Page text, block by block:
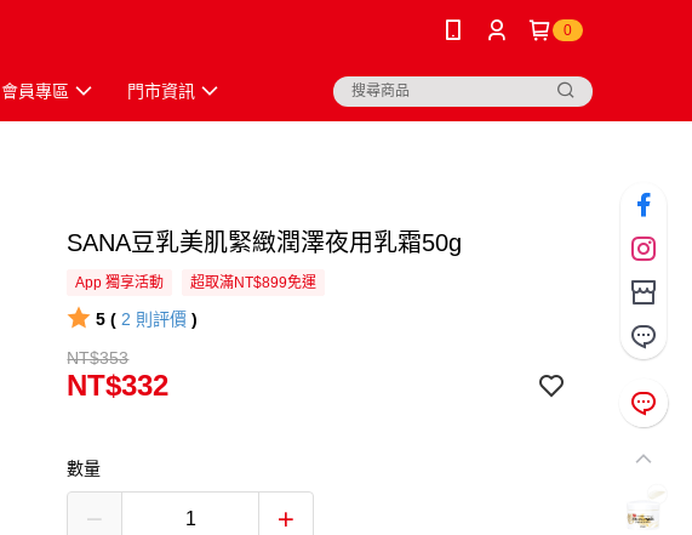
0
會員專區 門市資訊
SANA豆乳美肌緊緻潤澤夜用乳霜50g
App 獨享活動 超取滿NT$899免運
5 ( 2 則評價 )
NT$353
NT$332
數量